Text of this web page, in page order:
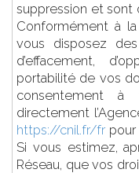
suppression et sont
Conformément à
vous disposez
d’effacement,
portabilité de vos
consentement
directement
https://cnil.fr/fr pour
Si vous estimez,
Réseau, que vos